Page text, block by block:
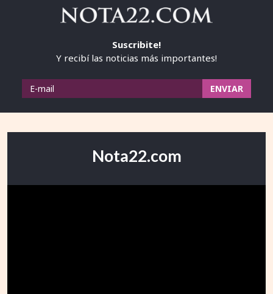
Suscribite!
Y recibí las noticias más importantes!
Nota22.com